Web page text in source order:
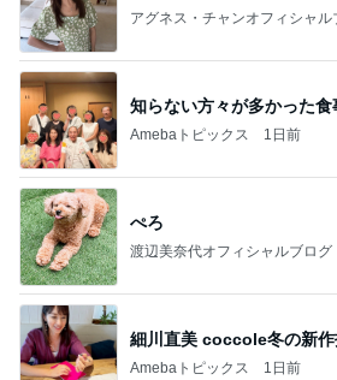
アグネス・チャンオフィシャル
知らない方々が多かった食
Amebaトピックス 1日前
ぺろ
渡辺美奈代オフィシャルブログ
細川直美 coccole冬の新作
Amebaトピックス 1日前